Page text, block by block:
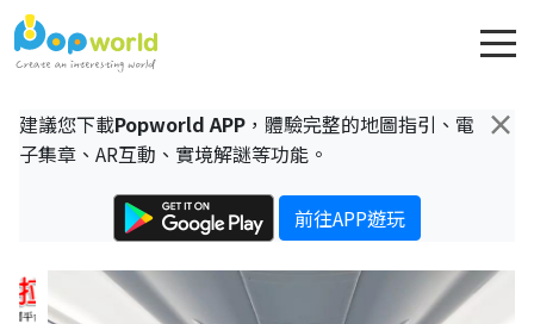
×
建議您下載Popworld APP ，體驗完整的地圖指引、電
子集章、AR互動、實境解謎等功能。
前往APP遊玩